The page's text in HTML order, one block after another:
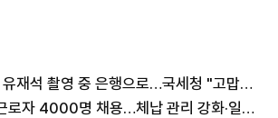
"세금 납부해야" 유재석 촬영 중 은행으로…국세청 "고맙다" 댓글
국세청, 기간제 근로자 4000명 채용…체납 관리 강화·일자리 창출